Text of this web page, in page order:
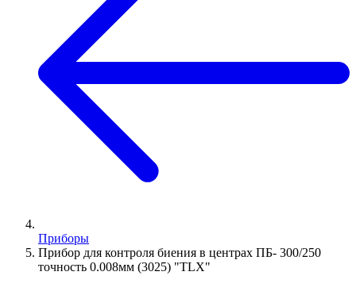
Приборы
Прибор для контроля биения в центрах ПБ- 300/250
точность 0.008мм (3025) "TLX"